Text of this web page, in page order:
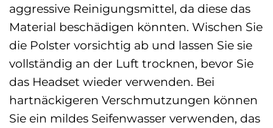
aggressive Reinigungsmittel, da diese das
Material beschädigen könnten. Wischen Sie
die Polster vorsichtig ab und lassen Sie sie
vollständig an der Luft trocknen, bevor Sie
das Headset wieder verwenden. Bei
hartnäckigeren Verschmutzungen können
Sie ein mildes Seifenwasser verwenden, das